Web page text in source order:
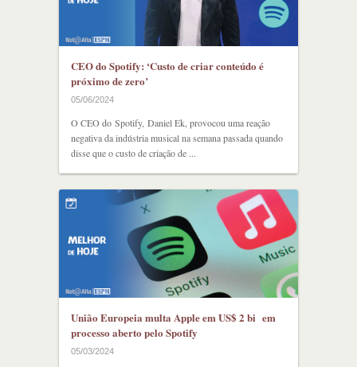
CEO do Spotify: ‘Custo de criar conteúdo é
próximo de zero’
05/06/2024
O CEO do Spotify, Daniel Ek, provocou uma reação
negativa da indústria musical na semana passada quando
disse que o custo de criação de ...
União Europeia multa Apple em US$ 2 bi em
processo aberto pelo Spotify
05/03/2024